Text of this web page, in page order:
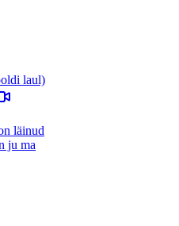
laul)
läinud
ju ma